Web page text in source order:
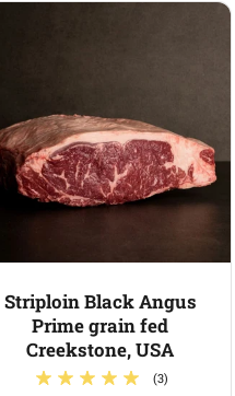
Striploin Black Angus
Prime grain fed
Creekstone, USA
(3)